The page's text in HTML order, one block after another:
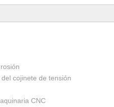
cojinete de tensión
CNC